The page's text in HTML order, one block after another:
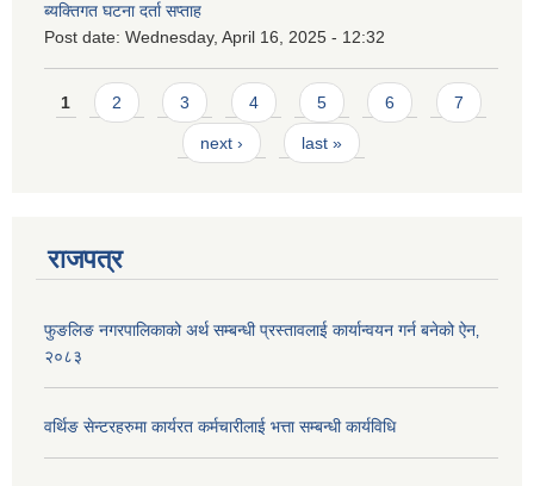
ब्यक्तिगत घटना दर्ता सप्ताह
Post date: Wednesday, April 16, 2025 - 12:32
Pages
1 2 3 4 5 6 7
next › last »
राजपत्र
फुङलिङ नगरपालिकाको अर्थ सम्बन्धी प्रस्तावलाई कार्यान्वयन गर्न बनेको ऐन‚
२०८३
वर्थिङ सेन्टरहरुमा कार्यरत कर्मचारीलाई भत्ता सम्बन्धी कार्यविधि